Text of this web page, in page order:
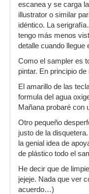
escanea y se carga
illustrator o similar
idéntico. La
tengo más menos
detalle cuando llegue
Como el sampler es
pintar. En principio
El amarillo de las
formula del agua
Mañana probaré con
Otro pequeño
justo de la
la genial idea de
de plástico todo el
He decir que de
jejeje. Nada que ver
acuerdo…)